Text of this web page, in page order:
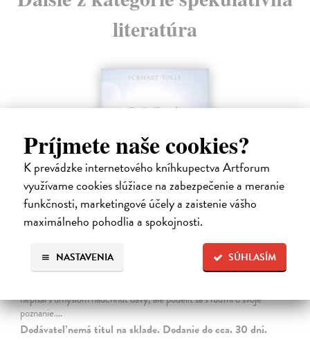
Príjmete naše cookies?
K prevádzke internetového kníhkupectva Artforum
využívame cookies slúžiace na zabezpečenie a meranie
funkčnosti, marketingové účely a zaistenie vášho
maximálneho pohodlia a spokojnosti.
SÚHLASÍM
NASTAVENIA
literatúra
Tolle Eckhart| Kniha
Kniha Sila prítomného okamihu je fenomén, o ktorom sa rozpráva už
nepísal s úmyslom nadchnúť davy, ale podeliť sa s ľuďmi o svoje
poznanie.…
Dodávateľ nemá titul na sklade. Dodanie do cca. 30 dní.